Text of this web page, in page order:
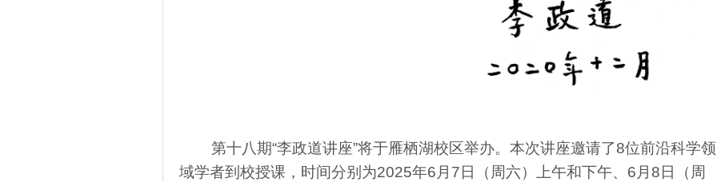
第十八期“李政道讲座”将于雁栖湖校区举办。本次讲座邀请了8位前沿科学领
域学者到校授课，时间分别为2025年6月7日（周六）上午和下午、6月8日（周